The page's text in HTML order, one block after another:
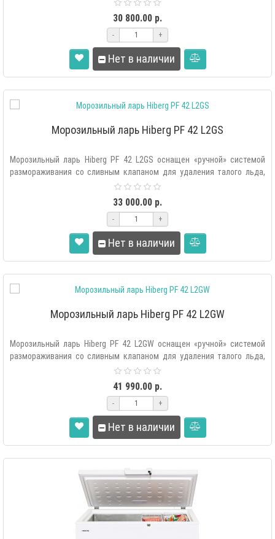
30 800.00 р.
- +
Нет в наличии
Морозильный ларь Hiberg PF 42 L2GS
Морозильный ларь Hiberg PF 42 L2GS оснащен «ручной» системой
размораживания со сливным клапаном для удаления талого льда,
33 000.00 р.
- +
Нет в наличии
Морозильный ларь Hiberg PF 42 L2GW
Морозильный ларь Hiberg PF 42 L2GW оснащен «ручной» системой
размораживания со сливным клапаном для удаления талого льда,
41 990.00 р.
- +
Нет в наличии